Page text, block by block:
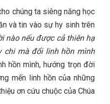
chúng ta siêng năng học
và tin vào sự hy sinh trên
nào nếu được cả thiên hạ
chi mà đổi linh hồn mình
hồn mình, hướng trọn đời
mến linh hồn của những
ơn cứu chuộc của Chúa